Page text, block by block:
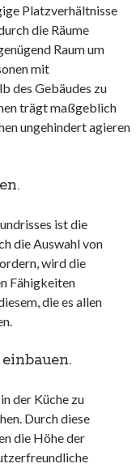
Platzverhältnisse
die Räume
Raum um
mit
des Gebäudes zu
trägt maßgeblich
ungehindert agieren
ist die
die Auswahl von
wird die
Fähigkeiten
die es allen
der Küche zu
Durch diese
die Höhe der